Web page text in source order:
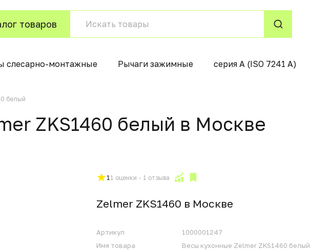
товаров
слесарно-монтажные Рычаги зажимные серия А (ISO 7241 А)
белый
ZKS1460 белый в Москвe
1 1 оценки - 1 отзыва
Zelmer ZKS1460 в Москвe
Артикул
1000001247
Имя товара
Весы кухонные Zelmer ZKS1460 белый